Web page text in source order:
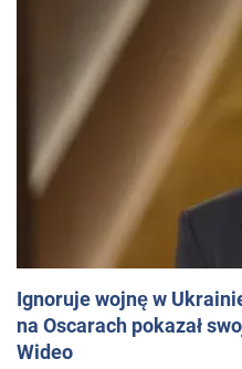
Ignoruje wojnę w
na Oscarach pokazał
Wideo